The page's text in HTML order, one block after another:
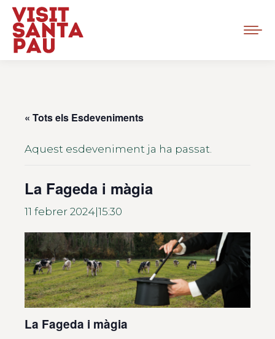
« Tots els Esdeveniments
Aquest esdeveniment ja ha passat.
La Fageda i màgia
11 febrer 2024|15:30
La Fageda i màgia